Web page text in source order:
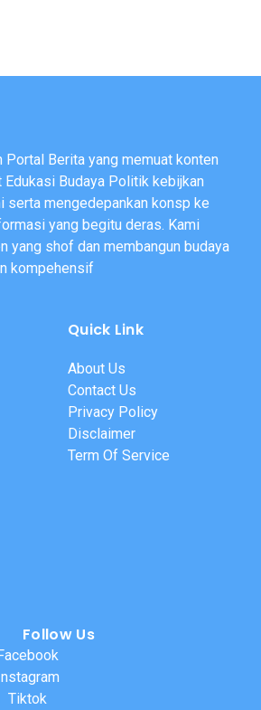
Portal Berita yang memuat konten
Budaya Politik kebijkan
serta mengedepankan konsp ke
yang begitu deras. Kami
yang shof dan membangun budaya
kompehensif
Quick Link
About Us
Contact Us
Privacy Policy
Disclaimer
Term Of Service
Follow Us
Facebook
Instagram
Tiktok